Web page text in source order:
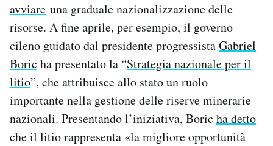
avviare una graduale nazionalizzazione delle
risorse. A fine aprile, per esempio, il governo
cileno guidato dal presidente progressistaGabriel
Boric ha presentato la “Strategia nazionale per il
litio”, che attribuisce allo stato un ruolo
importante nella gestione delle riserve minerarie
nazionali. Presentando l’iniziativa, Boric ha detto
che il litio rappresenta «la migliore opportunità